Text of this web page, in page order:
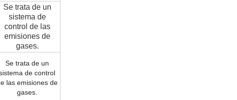
Se trata de un
sistema de
control de las
emisiones de
gases.
Se trata de un
de control
las emisiones de
gases.